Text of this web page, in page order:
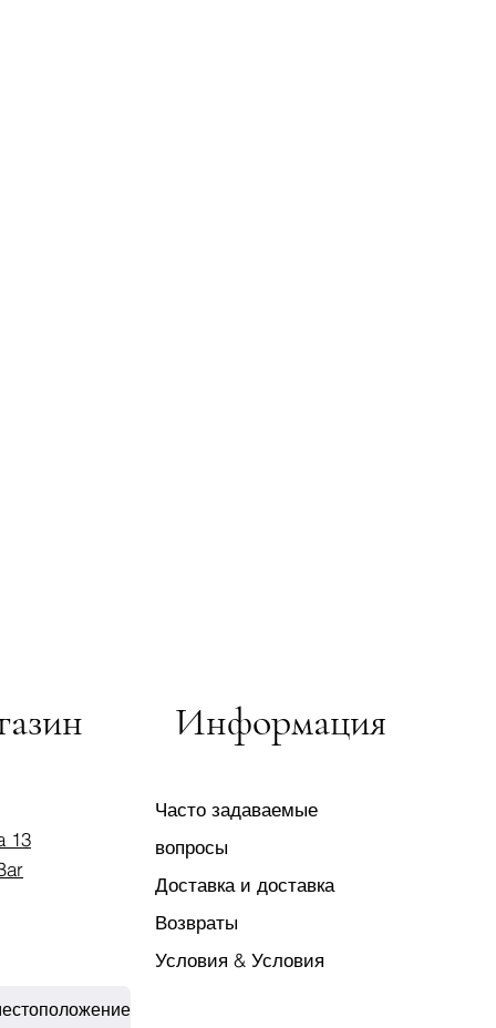
13
Информация
Часто задаваемые
вопросы
Доставка и доставка
Возвраты
Условия & Условия